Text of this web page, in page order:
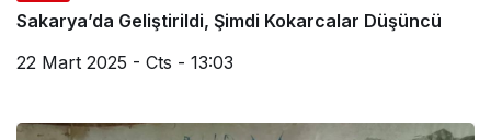
Sakarya’da Geliştirildi, Şimdi Kokarcalar Düşüncü
22 Mart 2025 - Cts - 13:03